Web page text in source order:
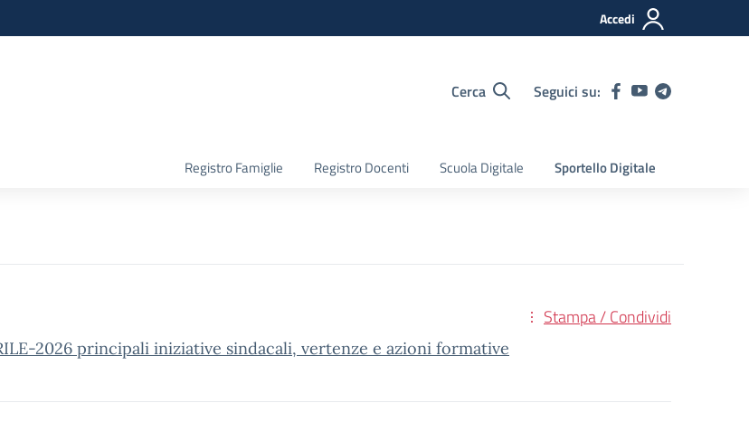
Accedi
Cerca Seguici su:
Registro Famiglie Registro Docenti Scuola Digitale Sportello Digitale
Stampa / Condividi
2026 principali iniziative sindacali, vertenze e azioni formative